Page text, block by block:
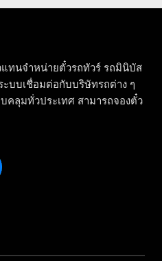
แทนจำหน่ายตั๋วรถทัวร์ รถมินิบัส
บบเชื่อมต่อกับบริษัทรถต่าง ๆ
คลุมทั่วประเทศ สามารถจองตั๋ว